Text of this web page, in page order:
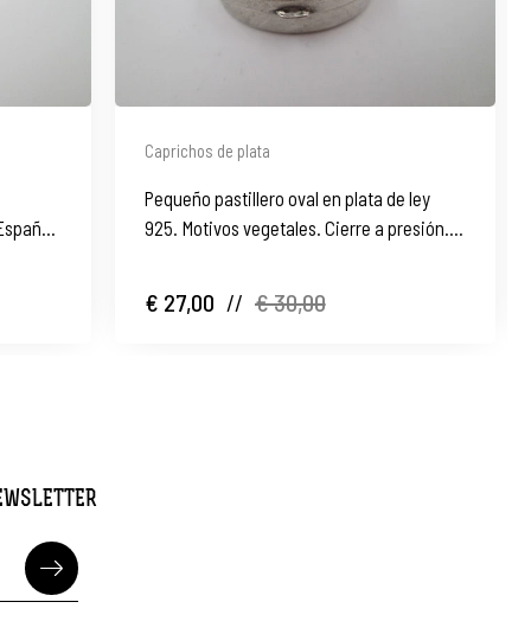
Caprichos de plata
Pequeño pastillero oval en plata de ley
925. Motivos vegetales. Cierre a presión.
€ 27,00 // € 30,00